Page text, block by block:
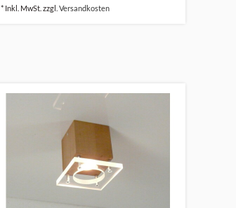
* Inkl. MwSt. zzgl.Versandkosten